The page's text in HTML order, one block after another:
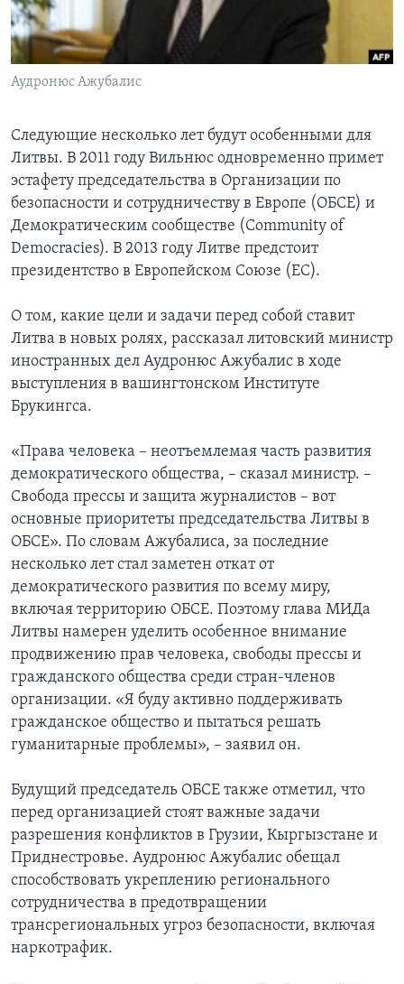
Learning English
СОЦИАЛЬНЫЕ СЕТИ
Языки
Аудронюс Ажубалис
Следующие несколько лет будут особенными для
Литвы. В 2011 году Вильнюс одновременно примет
эстафету председательства в Организации по
безопасности и сотрудничеству в Европе (ОБСЕ) и
Демократическим сообществе (Community of
Democracies). В 2013 году Литве предстоит
президентство в Европейском Союзе (ЕС).
О том, какие цели и задачи перед собой ставит
Литва в новых ролях, рассказал литовский министр
иностранных дел Аудронюс Ажубалис в ходе
выступления в вашингтонском Институте
Брукингса.
«Права человека – неотъемлемая часть развития
демократического общества, – сказал министр. –
Свобода прессы и защита журналистов – вот
основные приоритеты председательства Литвы в
ОБСЕ». По словам Ажубалиса, за последние
несколько лет стал заметен откат от
демократического развития по всему миру,
включая территорию ОБСЕ. Поэтому глава МИДа
Литвы намерен уделить особенное внимание
продвижению прав человека, свободы прессы и
гражданского общества среди стран-членов
организации. «Я буду активно поддерживать
гражданское общество и пытаться решать
гуманитарные проблемы», – заявил он.
Будущий председатель ОБСЕ также отметил, что
перед организацией стоят важные задачи
разрешения конфликтов в Грузии, Кыргызстане и
Приднестровье. Аудронюс Ажубалис обещал
способствовать укреплению регионального
сотрудничества в предотвращении
трансрегиональных угроз безопасности, включая
наркотрафик.